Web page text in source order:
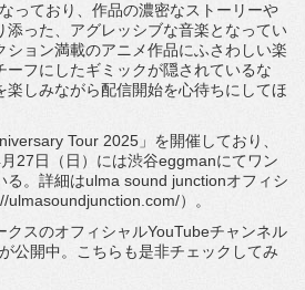
っており、作品の濃密なストーリーや
添った、アグレッシブな音楽となってい
ション満載のアニメ作品にふさわしい楽
ーフにしたギミックが隠されているな
楽しみながら配信開始を心待ちにしてほ
Tour 2025」を開催しており、
27日（日）には渋谷eggmanにてワン
る。詳細はulma sound junctionオフィシ
）。
クスのオフィシャルYouTubeチャンネル
公開中。こちらも是非チェックしてみ